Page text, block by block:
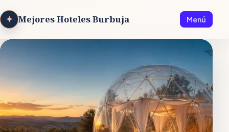
✦ Mejores Hoteles Burbuja Menú